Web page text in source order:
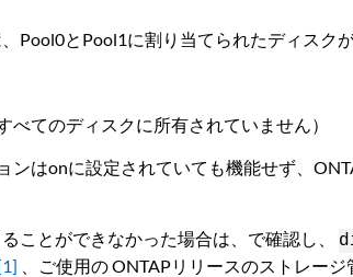
Pool0とPool1に割り当てられたディスク
てのディスクに所有されていません）
ンはonに設定されていても機能せず、
ことができなかった場合は、で確認し、
、ご使用の ONTAPリリースのストレー